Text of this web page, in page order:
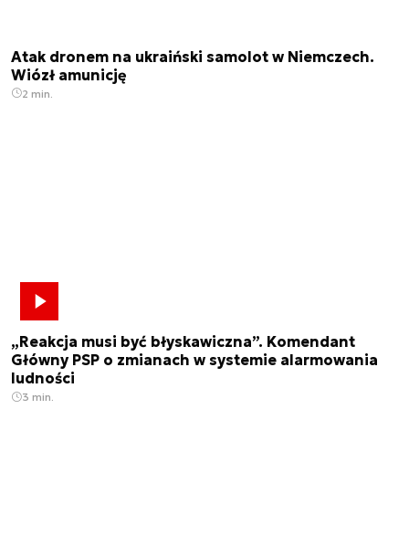
Atak dronem na ukraiński samolot w Niemczech.
Wiózł amunicję
2 min.
„Reakcja musi być błyskawiczna”. Komendant
Główny PSP o zmianach w systemie alarmowania
ludności
3 min.